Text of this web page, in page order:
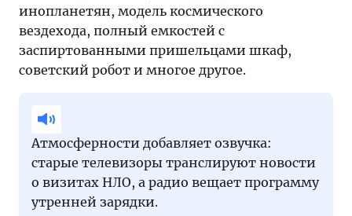
инопланетян, модель космического
вездехода, полный емкостей с
заспиртованными пришельцами шкаф,
советский робот и многое другое.
Атмосферности добавляет озвучка:
старые телевизоры транслируют новости
о визитах НЛО, а радио вещает программу
утренней зарядки.